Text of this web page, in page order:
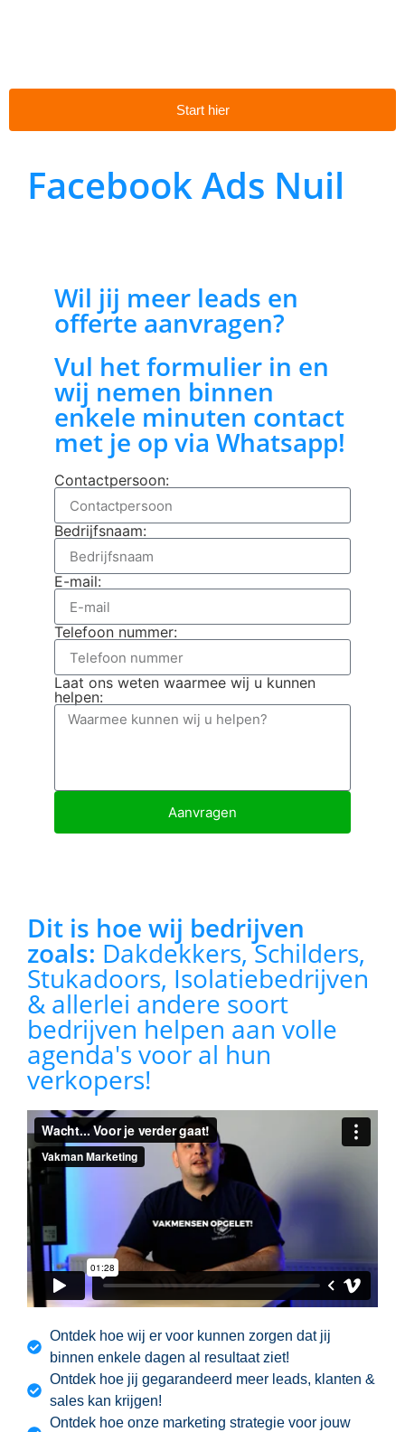
Start hier
Facebook Ads Nuil
Dit is hoe wij bedrijven
zoals: Dakdekkers, Schilders,
Stukadoors, Isolatiebedrijven
& allerlei andere soort
bedrijven helpen aan volle
agenda's voor al hun
verkopers!
Ontdek hoe wij er voor kunnen zorgen dat jij
binnen enkele dagen al resultaat ziet!
Ontdek hoe jij gegarandeerd meer leads, klanten &
sales kan krijgen!
Ontdek hoe onze marketing strategie voor jouw
Wil jij meer leads en
offerte aanvragen?
Vul het formulier in en
wij nemen binnen
enkele minuten contact
met je op via Whatsapp!
Contactpersoon:
Bedrijfsnaam:
E-mail:
Telefoon nummer:
Laat ons weten waarmee wij u kunnen
helpen:
Aanvragen